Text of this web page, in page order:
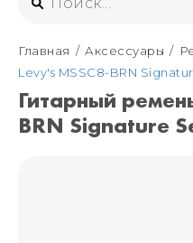
Интернет-
+7 (925) 125-
Москва
+7 (925) 176-
Главная Аксессуары
Levy's MSSC8-BRN
Гитарный
BRN Signature